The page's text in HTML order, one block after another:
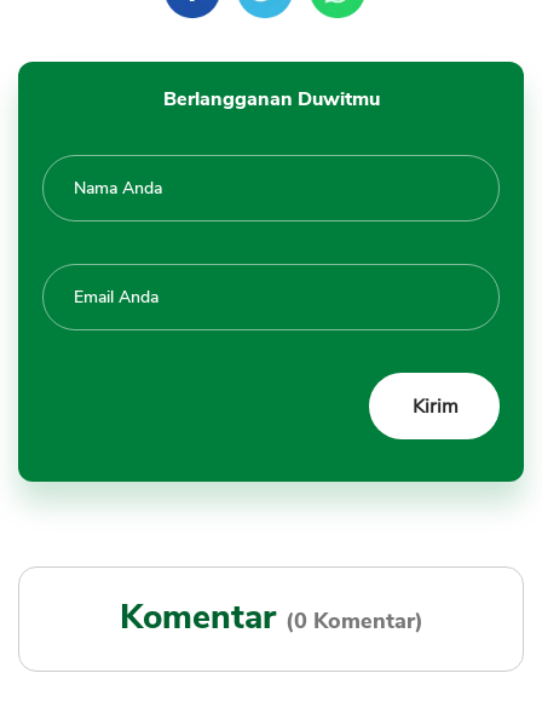
Berlangganan Duwitmu
Komentar (0 Komentar)